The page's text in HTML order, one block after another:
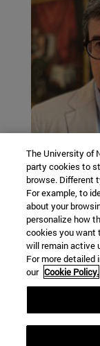
D. José
Abogado y
Experto en
Educativo.
Campus
The University of
party cookies to
browse. Different
For example, to
about your
personalize how
cookies you want
will remain active
For more detailed
our Cookie Policy.